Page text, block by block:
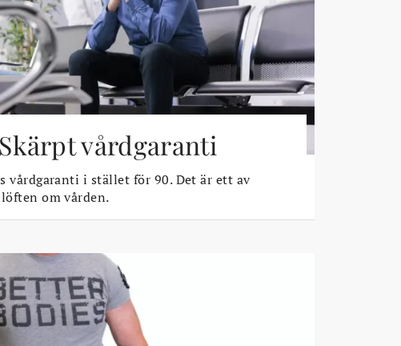
vårdgaranti
vårdgaranti i stället för 90. Det är ett av
om vården.